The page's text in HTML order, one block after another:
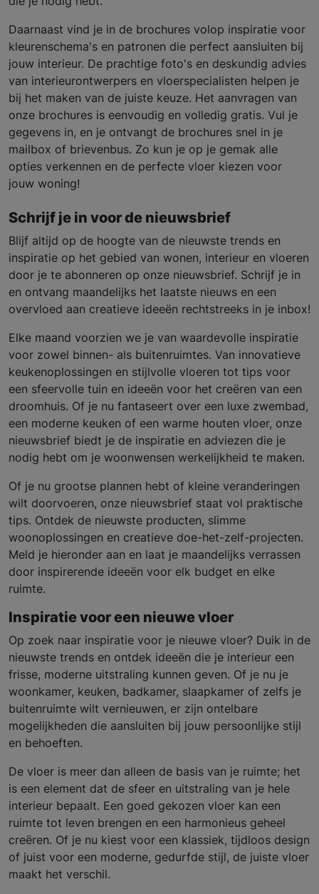
Daarnaast vind je in de brochures volop inspiratie voor
kleurenschema's en patronen die perfect aansluiten bij
jouw interieur. De prachtige foto's en deskundig advies
van interieurontwerpers en vloerspecialisten helpen je
bij het maken van de juiste keuze. Het aanvragen van
onze brochures is eenvoudig en volledig gratis. Vul je
gegevens in, en je ontvangt de brochures snel in je
mailbox of brievenbus. Zo kun je op je gemak alle
opties verkennen en de perfecte vloer kiezen voor
jouw woning!
Schrijf je in voor de nieuwsbrief
Blijf altijd op de hoogte van de nieuwste trends en
inspiratie op het gebied van wonen, interieur en vloeren
door je te abonneren op onze nieuwsbrief. Schrijf je in
en ontvang maandelijks het laatste nieuws en een
overvloed aan creatieve ideeën rechtstreeks in je inbox!
Elke maand voorzien we je van waardevolle inspiratie
voor zowel binnen- als buitenruimtes. Van innovatieve
keukenoplossingen en stijlvolle vloeren tot tips voor
een sfeervolle tuin en ideeën voor het creëren van een
droomhuis. Of je nu fantaseert over een luxe zwembad,
een moderne keuken of een warme houten vloer, onze
nieuwsbrief biedt je de inspiratie en adviezen die je
nodig hebt om je woonwensen werkelijkheid te maken.
Of je nu grootse plannen hebt of kleine veranderingen
wilt doorvoeren, onze nieuwsbrief staat vol praktische
tips. Ontdek de nieuwste producten, slimme
woonoplossingen en creatieve doe-het-zelf-projecten.
Meld je hieronder aan en laat je maandelijks verrassen
door inspirerende ideeën voor elk budget en elke
ruimte.
Inspiratie voor een nieuwe vloer
Op zoek naar inspiratie voor je nieuwe vloer? Duik in de
nieuwste trends en ontdek ideeën die je interieur een
frisse, moderne uitstraling kunnen geven. Of je nu je
woonkamer, keuken, badkamer, slaapkamer of zelfs je
buitenruimte wilt vernieuwen, er zijn ontelbare
mogelijkheden die aansluiten bij jouw persoonlijke stijl
en behoeften.
De vloer is meer dan alleen de basis van je ruimte; het
is een element dat de sfeer en uitstraling van je hele
interieur bepaalt. Een goed gekozen vloer kan een
ruimte tot leven brengen en een harmonieus geheel
creëren. Of je nu kiest voor een klassiek, tijdloos design
of juist voor een moderne, gedurfde stijl, de juiste vloer
maakt het verschil.